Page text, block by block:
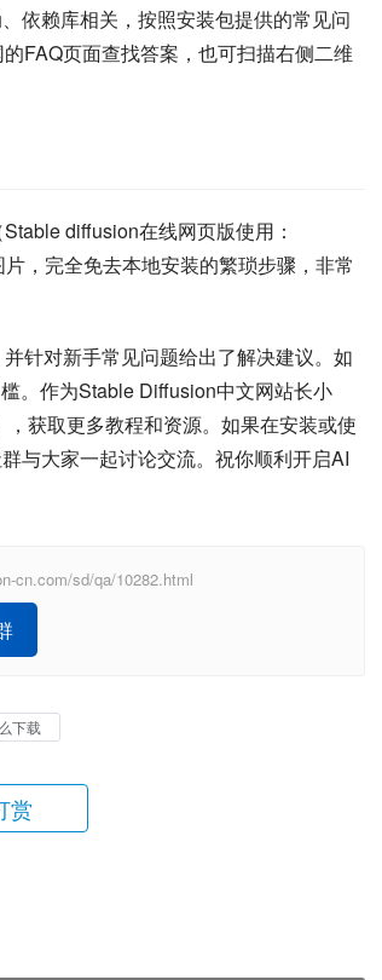
依赖库相关，按照安装包提供的常见问
FAQ页面查找答案，也可扫描右侧二维
diffusion在线网页版使用：
，完全免去本地安装的繁琐步骤，非常
针对新手常见问题给出了解决建议。如
。作为Stable Diffusion中文网站长小
获取更多教程和资源。如果在安装或使
与大家一起讨论交流。祝你顺利开启AI
cn.com/sd/qa/10282.html
下载
赏